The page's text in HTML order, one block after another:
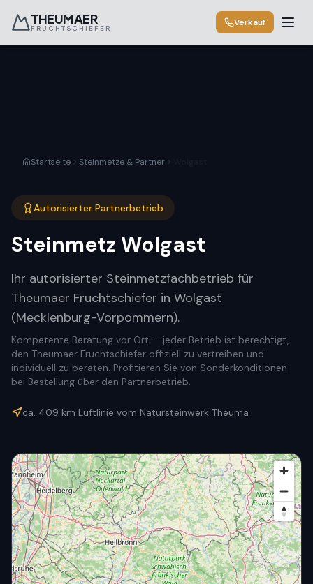
THEUMAER
FRUCHTSCHIEFER
Verkauf
Startseite Steinmetze & Partner
Autorisierter Partnerbetrieb
Steinmetz Wolgast
Ihr autorisierter Steinmetzfachbetrieb für
Theumaer Fruchtschiefer in Wolgast
(Mecklenburg-Vorpommern).
Kompetente Beratung vor Ort — jeder Betrieb ist berechtigt,
den Theumaer Fruchtschiefer offiziell zu vertreiben und
individuell zu beraten. Profitieren Sie von Sonderkonditionen
bei Bestellung über den Partnerbetrieb.
ca. 409 km Luftlinie vom Natursteinwerk Theuma